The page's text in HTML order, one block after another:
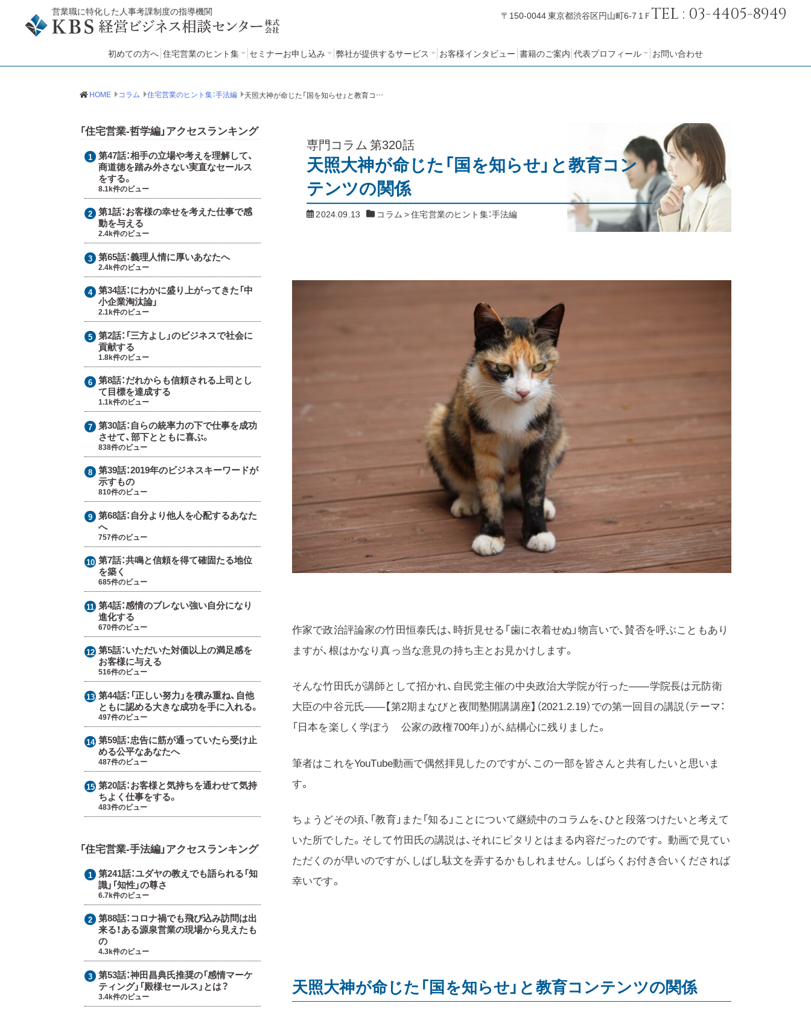
営業職に特化した人事考課制度の指導機関 〒150-0044東京都渋谷区円山町6-7 1Ｆ TEL : 03-4405-8949
初めての方へ 住宅営業のヒント集
住宅営業のヒント集：哲学編
住宅営業のヒント集：手法編
住宅営業のヒント集：知見編
セミナーお申し込み
セミナーアンケート
弊社が提供するサービス
コンサルティングの基本方
STEP１：売れるノウハウ・人
STEP２：営業ノウハウブッ
STEP３：営業考課制度の設
お客様インタビュー 書籍のご案内 代表プロフィール
会社概要
お問い合わせ
HOME コラム 住宅営業のヒント集：手法編 天照大神が命じた「国を知らせ」と教育コンテンツの関係
専門コラム 第320話
天照大神が命じた「国を知らせ」と教育コン
テンツの関係
2024.09.13 コラム >住宅営業のヒント集：手法編
作家で政治評論家の竹田恒泰氏は、時折見せる「歯に衣着せぬ」物言いで、賛否を呼ぶこともあり
ますが、根はかなり真っ当な意見の持ち主とお見かけします。
そんな竹田氏が講師として招かれ、自民党主催の中央政治大学院が行った——学院長は元防衛
大臣の中谷元氏——【第2期まなびと夜間塾開講講座】（2021.2.19）での第一回目の講説（テーマ：
「日本を楽しく学ぼう 公家の政権700年」）が、結構心に残りました。
筆者はこれをYouTube動画で偶然拝見したのですが、この一部を皆さんと共有したいと思いま
す。
ちょうどその頃、「教育」また「知る」ことについて継続中のコラムを、ひと段落つけたいと考えて
いた所でした。そして竹田氏の講説は、それにピタリとはまる内容だったのです。 動画で見てい
ただくのが早いのですが、しばし駄文を弄するかもしれません。しばらくお付き合いくだされば
幸いです。
天照大神が命じた「国を知らせ」と教育コンテンツの関係
「住宅営業-哲学編」アクセスランキング
第47話：相手の立場や考えを理解して、
商道徳を踏み外さない実直なセールス
をする。
8.1k件のビュー
第1話：お客様の幸せを考えた仕事で感
動を与える
2.4k件のビュー
第65話：義理人情に厚いあなたへ
2.4k件のビュー
第34話：にわかに盛り上がってきた「中
小企業淘汰論」
2.1k件のビュー
第2話： 「三方よし」のビジネスで社会に
貢献する
1.8k件のビュー
第8話：だれからも信頼される上司とし
て目標を達成する
1.1k件のビュー
第30話：自らの統率力の下で仕事を成功
させて、部下とともに喜ぶ。
838件のビュー
第39話：2019年のビジネスキーワードが
示すもの
810件のビュー
第68話：自分より他人を心配するあなた
へ
757件のビュー
第7話：共鳴と信頼を得て確固たる地位
を築く
685件のビュー
第4話：感情のブレない強い自分になり
進化する
670件のビュー
第5話：いただいた対価以上の満足感を
お客様に与える
516件のビュー
第44話： 「正しい努力」を積み重ね、自他
ともに認める大きな成功を手に入れる。
497件のビュー
第59話：忠告に筋が通っていたら受け止
める公平なあなたへ
487件のビュー
第20話：お客様と気持ちを通わせて気持
ちよく仕事をする。
483件のビュー
「住宅営業-手法編」アクセスランキング
第241話：ユダヤの教えでも語られる「知
識」「知性」の尊さ
6.7k件のビュー
第88話：コロナ禍でも飛び込み訪問は出
来る！ある源泉営業の現場から見えたも
の
4.3k件のビュー
第53話：神田昌典氏推奨の「感情マーケ
ティング」「殿様セールス」とは？
3.4k件のビュー